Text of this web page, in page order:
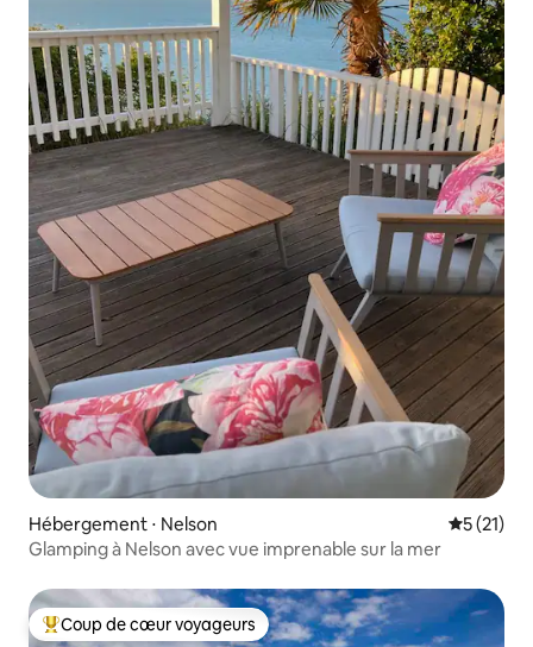
Hébergement ⋅ Nelson
5 (21)
Glamping à Nelson avec vue imprenable sur la mer
Coups de cœur voyageurs les plus appréciés
Coup de cœur voyageurs